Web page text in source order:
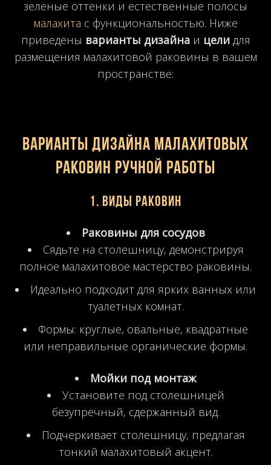
зеленые оттенки и естественные полосы
малахита с функциональностью. Ниже
приведены варианты дизайнаи целидля
размещения малахитовой раковины в вашем
пространстве:
Варианты дизайна малахитовых
раковин ручной работы
1. Виды раковин
Раковины для сосудов
Сядьте на столешницу, демонстрируя
полное малахитовое мастерство раковины.
Идеально подходит для ярких ванных или
туалетных комнат.
Формы: круглые, овальные, квадратные
или неправильные органические формы.
Мойки под монтаж
Установите под столешницей
безупречный, сдержанный вид.
Подчеркивает столешницу, предлагая
тонкий малахитовый акцент.